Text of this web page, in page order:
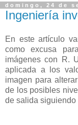
domingo, 24 de
Ingeniería
En este artículo
como excusa
imágenes con R.
aplicada a los
imagen para
de los posibles
de salida